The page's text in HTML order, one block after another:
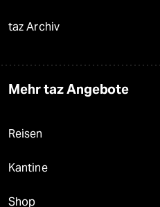
taz Archiv
Mehr taz Angebote
Reisen
Kantine
Shop